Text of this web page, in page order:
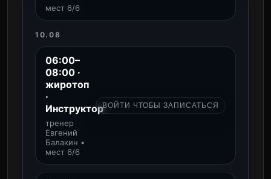
мест 6/6
10.08
06:00–
08:00 ·
жиротоп
·
Инструктор
тренер
Евгений
Балакин •
мест 6/6
ВОЙТИ ЧТОБЫ ЗАПИСАТЬСЯ